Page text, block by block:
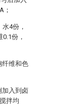
；
4份，
份，
纤维和色
加入到卤
拌均